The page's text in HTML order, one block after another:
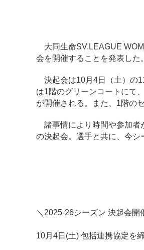
大同生命SV.LEAGUE
会を開催することを発表した
決起会は10月4日（土）の
は1階のグリーンコートにて
が開催される。また、1階の
諸事情により時間や参加者
の決起会。選手と共に、今シ
＼2025-26シーズン 決起会開
10月4日(土) 包括連携協定を